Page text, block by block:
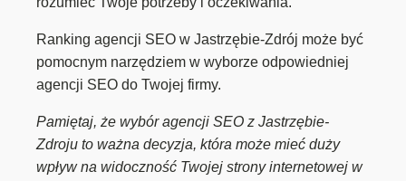
Ranking agencji SEO w Jastrzębie-Zdrój może być
pomocnym narzędziem w wyborze odpowiedniej
agencji SEO do Twojej firmy.
Pamiętaj, że wybór agencji SEO z Jastrzębie-
Zdroju to ważna decyzja, która może mieć duży
wpływ na widoczność Twojej strony internetowej w